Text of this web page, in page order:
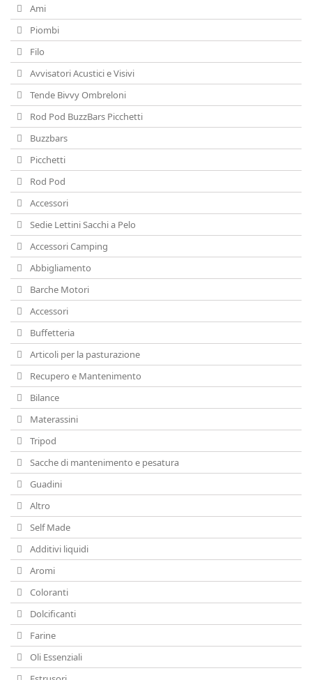
Ami
Piombi
Filo
Avvisatori Acustici e Visivi
Tende Bivvy Ombreloni
Rod Pod BuzzBars Picchetti
Buzzbars
Picchetti
Rod Pod
Accessori
Sedie Lettini Sacchi a Pelo
Accessori Camping
Abbigliamento
Barche Motori
Accessori
Buffetteria
Articoli per la pasturazione
Recupero e Mantenimento
Bilance
Materassini
Tripod
Sacche di mantenimento e pesatura
Guadini
Altro
Self Made
Additivi liquidi
Aromi
Coloranti
Dolcificanti
Farine
Oli Essenziali